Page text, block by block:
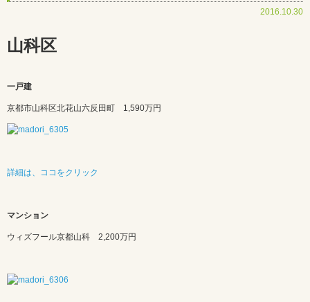
2016.10.30
山科区
一戸建
京都市山科区北花山六反田町 1,590万円
詳細は、ココをクリック
マンション
ウィズフール京都山科 2,200万円